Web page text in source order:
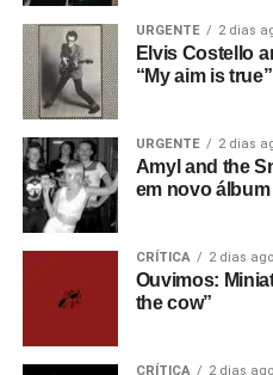
banda com Howard Benson,
The reason, e foi
Warped Tour, em
URGENTE 2 dias
Elvis Costello
“My aim is
URGENTE 2 dias
Amyl and the
em novo
CRÍTICA 2 dias ago
Ouvimos:
the cow”
CRÍTICA 2 dias ago